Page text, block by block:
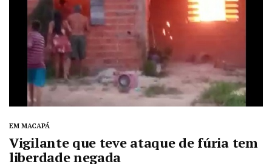
EM MACAPÁ
Vigilante que teve ataque de fúria tem
liberdade negada